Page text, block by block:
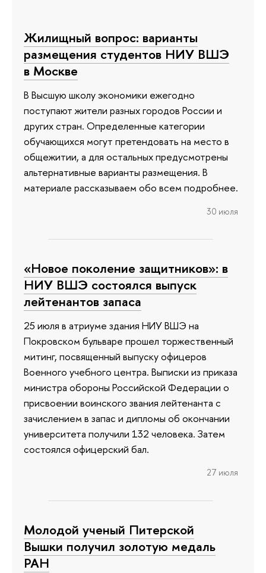
Жилищный вопрос: варианты
размещения студентов НИУ ВШЭ
в Москве
В Высшую школу экономики ежегодно
поступают жители разных городов России и
других стран. Определенные категории
обучающихся могут претендовать на место в
общежитии, а для остальных предусмотрены
альтернативные варианты размещения. В
материале рассказываем обо всем подробнее.
30 июля
«Новое поколение защитников»: в
НИУ ВШЭ состоялся выпуск
лейтенантов запаса
25 июля в атриуме здания НИУ ВШЭ на
Покровском бульваре прошел торжественный
митинг, посвященный выпуску офицеров
Военного учебного центра. Выписки из приказа
министра обороны Российской Федерации о
присвоении воинского звания лейтенанта с
зачислением в запас и дипломы об окончании
университета получили 132 человека. Затем
состоялся офицерский бал.
27 июля
Молодой ученый Питерской
Вышки получил золотую медаль
РАН